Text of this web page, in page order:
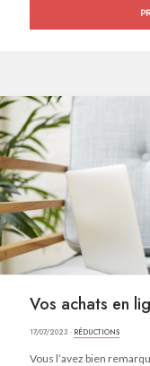
Vos achats en
17/07/2023 · RÉDUCTIONS
Vous l’avez bien